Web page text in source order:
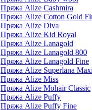
Пряжа Alize Cashmira
Пряжа Alize Cotton Gold
Пряжа Alize Diva
Пряжа Alize Kid Royal
Пряжа Alize Lanagold
Пряжа Alize Lanagold 800
Пряжа Alize Lanagold Fine
Пряжа Alize Superlana Maxi
Пряжа Alize Miss
Пряжа Alize Mohair Classic
Пряжа Alize Puffy
Пряжа Alize Puffy Fine